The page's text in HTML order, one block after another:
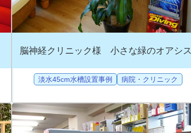
脳神経クリニック様 小さな緑のオアシス
淡水45cm水槽設置事例 病院・クリニック